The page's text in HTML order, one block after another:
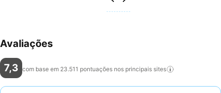
Avaliações
7,3 com base em 23.511 pontuações nos principais sites